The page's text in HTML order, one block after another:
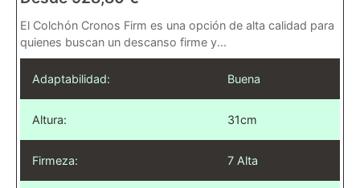
El Colchón Cronos Firm es una opción de alta calidad para
quienes buscan un descanso firme y...
Adaptabilidad: Buena
Altura: 31cm
Firmeza: 7 Alta